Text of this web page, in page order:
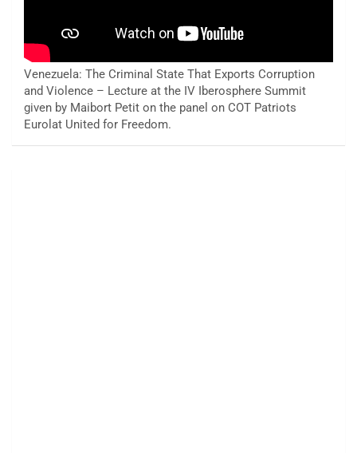
Venezuela: The Criminal State That Exports Corruption
and Violence – Lecture at the IV Iberosphere Summit
given by Maibort Petit on the panel on COT Patriots
Eurolat United for Freedom.